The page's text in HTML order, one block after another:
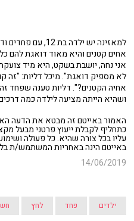
אחים קטנים והיא מאוד דואגת להם
אני נחה, יושבת בשקט, היא מיד
לא מספיק דואגת". מיכל דליות: "זה
אחיה הקטנים?". דליות טענה שפחד
ושהיא הייתה מציעה לילדה כמה
האמור באייטם זה מבטא את הדעה
כתחליף לקבלת ייעוץ פרטני מבעל
עליו בכל צורה שהיא. כל פעולה
באייטם הינה באחריות המשתמש/ת
14/06/2019
ילדים פחד לחץ